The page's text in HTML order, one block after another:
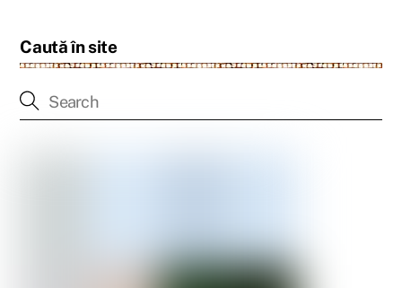
Caută în site